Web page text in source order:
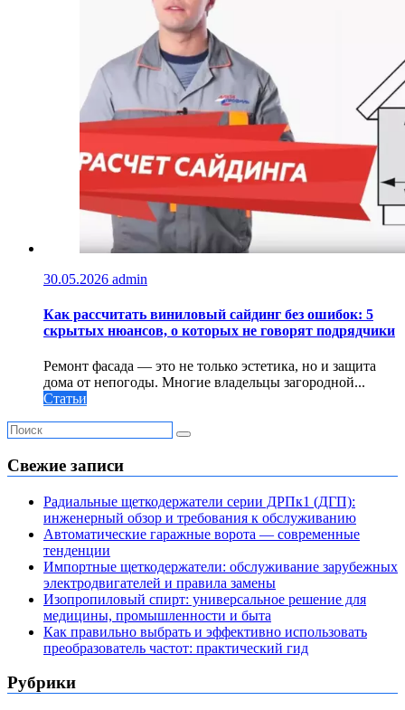
30.05.2026 admin
Как рассчитать виниловый сайдинг без ошибок: 5
скрытых нюансов, о которых не говорят подрядчики
Ремонт фасада — это не только эстетика, но и защита
дома от непогоды. Многие владельцы загородной...
Статьи
Свежие записи
Радиальные щеткодержатели серии ДРПк1 (ДГП):
инженерный обзор и требования к обслуживанию
Автоматические гаражные ворота — современные
тенденции
Импортные щеткодержатели: обслуживание зарубежных
электродвигателей и правила замены
Изопропиловый спирт: универсальное решение для
медицины, промышленности и быта
Как правильно выбрать и эффективно использовать
преобразователь частот: практический гид
Рубрики